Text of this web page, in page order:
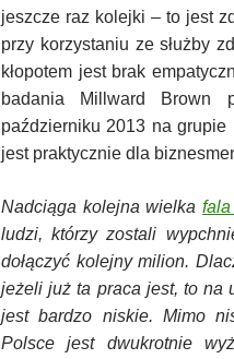
jeszcze raz kolejki – to jest
przy korzystaniu ze służby
kłopotem jest brak
badania Millward Brown
październiku 2013 na grupie
jest praktycznie dla
Nadciąga kolejna wielka
ludzi, którzy zostali
dołączyć kolejny milion.
jeżeli już ta praca jest, to na
jest bardzo niskie. Mimo
Polsce jest dwukrotnie